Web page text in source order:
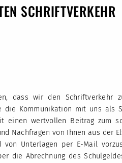
SCHRIFTVERKEHR
dass wir den Schriftverkehr
Kommunikation mit uns als
wertvollen Beitrag zum
Nachfragen von Ihnen aus der
Unterlagen per E-Mail
die Abrechnung des